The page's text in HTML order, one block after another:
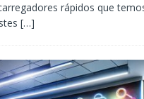
rápidos que
[…]